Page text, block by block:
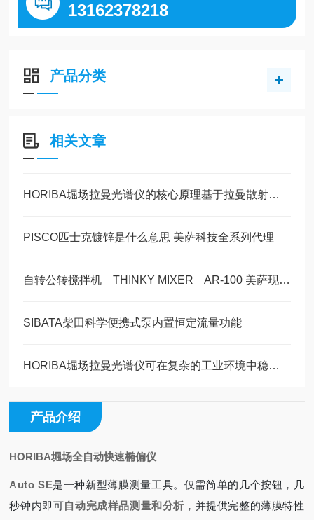
13162378218
产品分类
相关文章
HORIBA堀场拉曼光谱仪的核心原理基于拉曼散射效应
PISCO匹士克镀锌是什么意思 美萨科技全系列代理
自转公转搅拌机 THINKY MIXER AR-100 美萨现货系列
SIBATA柴田科学便携式泵内置恒定流量功能
HORIBA堀场拉曼光谱仪可在复杂的工业环境中稳定运行
产品介绍
HORIBA堀场全自动快速椭偏仪
Auto SE是一种新型薄膜测量工具。仅需简单的几个按钮，几
秒钟内即可自动完成样品测量和分析 ，并提供完整的薄膜特性